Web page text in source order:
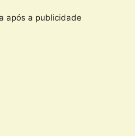
após a publicidade